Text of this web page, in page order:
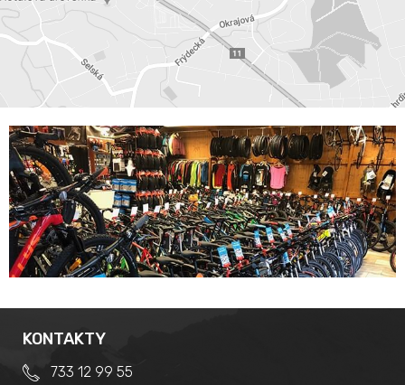
KONTAKTY
733 12 99 55